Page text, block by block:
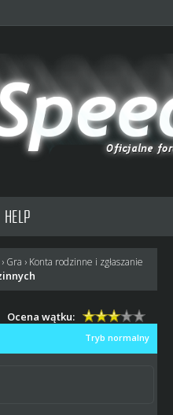
HELP
› Gra › Konta rodzinne i zgłaszanie
Ocena wątku:
Tryb normalny